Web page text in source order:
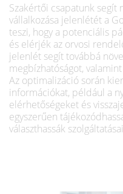
Szakértői csapatunk
vállalkozása jelenlétét a
teszi, hogy a potenciális
és elérjék az orvosi
jelenlét segít továbbá
megbízhatóságot,
Az optimalizáció során
információkat, például a
elérhetőségeket és
egyszerűen
választhassák